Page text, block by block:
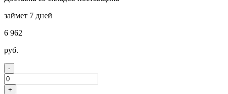
займет 7 дней
6 962
руб.
-
+